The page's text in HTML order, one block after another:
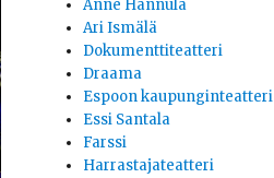
Anne Hannula
Ari Ismälä
Dokumenttiteatteri
Draama
Espoon kaupunginteatteri
Essi Santala
Farssi
Harrastajateatteri